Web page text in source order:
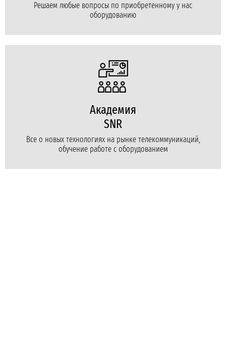
Решаем любые вопросы по приобретенному у нас
оборудованию
Академия
SNR
Все о новых технологиях на рынке телекоммуникаций,
обучение работе с оборудованием